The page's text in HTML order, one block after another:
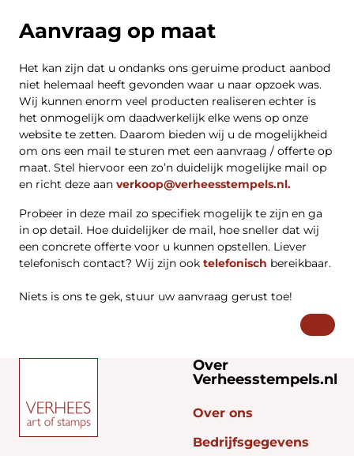
Aanvraag op maat
Het kan zijn dat u ondanks ons geruime product aanbod
niet helemaal heeft gevonden waar u naar opzoek was.
Wij kunnen enorm veel producten realiseren echter is
het onmogelijk om daadwerkelijk elke wens op onze
website te zetten. Daarom bieden wij u de mogelijkheid
om ons een mail te sturen met een aanvraag / offerte op
maat. Stel hiervoor een zo’n duidelijk mogelijke mail op
en richt deze aan verkoop@verheesstempels.nl.
Probeer in deze mail zo specifiek mogelijk te zijn en ga
in op detail. Hoe duidelijker de mail, hoe sneller dat wij
een concrete offerte voor u kunnen opstellen. Liever
telefonisch contact? Wij zijn ook telefonisch bereikbaar.
Niets is ons te gek, stuur uw aanvraag gerust toe!
Over
Verheesstempels.nl
Over ons
Bedrijfsgegevens